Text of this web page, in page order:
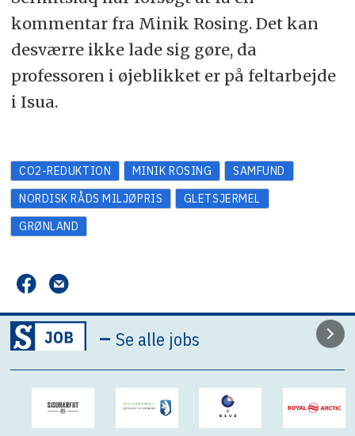
kommentar fra Minik Rosing. Det kan
desværre ikke lade sig gøre, da
professoren i øjeblikket er på feltarbejde
i Isua.
CO2-REDUKTION MINIK ROSING
SAMFUND
NORDISK RÅDS MILJØPRIS
GLETSJERMEL
GRØNLAND
–Se alle jobs